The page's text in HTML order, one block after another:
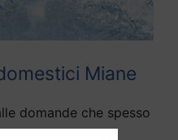
Miane
domande che spesso
utenti di Miane e